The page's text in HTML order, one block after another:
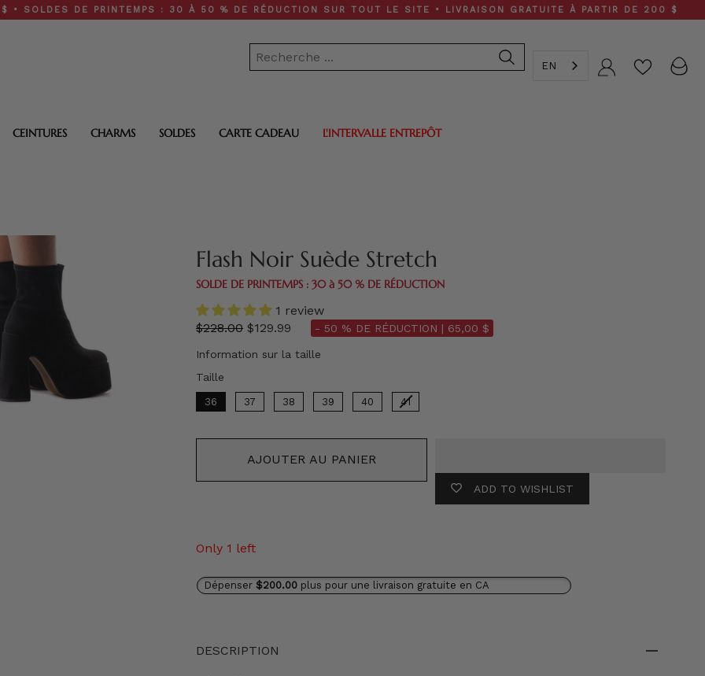
DE PRINTEMPS : 30 À 50 % DE RÉDUCTION SUR TOUT LE SITE • LIVRAISON GRATUITE À PARTIR DE 200 $
EN Compte
CEINTURES CHARMS SOLDES CARTE CADEAU L'INTERVALLE ENTREPÔT
Flash Noir Suède Stretch
SOLDE DE PRINTEMPS : 30 à 50 % DE RÉDUCTION
1 review
régulier
$228.00 $129.99 - 50 % DE RÉDUCTION | 65,00 $
Information sur la taille
Taille
36 37 38 39 40 41
AJOUTER AU PANIER
ADD TO WISHLIST
Only 1 left
Dépenser $200.00 plus pour une livraison gratuite en CA
DESCRIPTION